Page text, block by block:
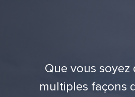
Que vous
multiples façons